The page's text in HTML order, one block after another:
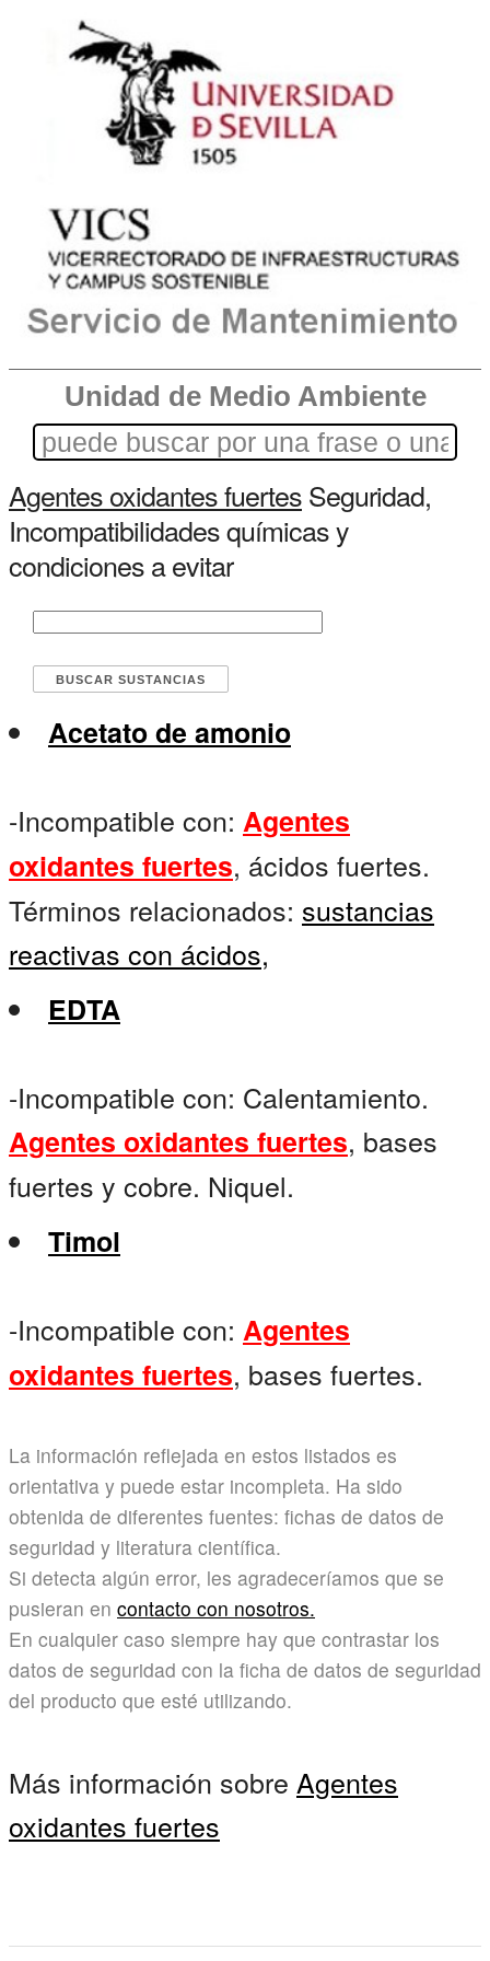
Unidad de Medio Ambiente
Agentes oxidantes fuertesSeguridad,
Incompatibilidades químicas y
condiciones a evitar
Acetato de amonio
-Incompatible con: Agentes
oxidantes fuertes, ácidos fuertes.
Términos relacionados: sustancias
reactivas con ácidos,
EDTA
-Incompatible con: Calentamiento.
Agentes oxidantes fuertes, bases
fuertes y cobre. Niquel.
Timol
-Incompatible con: Agentes
oxidantes fuertes, bases fuertes.
La información reflejada en estos listados es
orientativa y puede estar incompleta. Ha sido
obtenida de diferentes fuentes: fichas de datos de
seguridad y literatura científica.
Si detecta algún error, les agradeceríamos que se
pusieran en contacto con nosotros.
En cualquier caso siempre hay que contrastar los
datos de seguridad con la ficha de datos de seguridad
del producto que esté utilizando.
Más información sobre Agentes
oxidantes fuertes